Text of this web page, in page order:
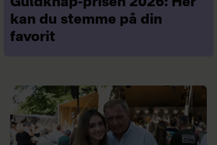
kan du stemme på din
favorit